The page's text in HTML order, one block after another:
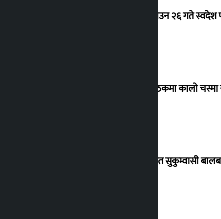
देउवा साउन २६ गते स्वदेश
संसद् बैठकमा कालो
विस्थापित सुकुम्वासी